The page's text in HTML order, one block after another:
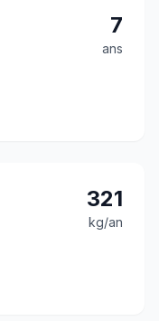
7
ans
321
kg/an